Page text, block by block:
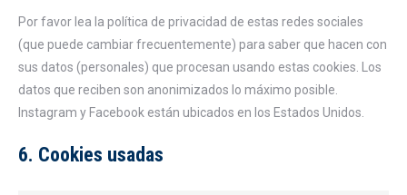
Por favor lea la política de privacidad de estas redes sociales
(que puede cambiar frecuentemente) para saber que hacen con
sus datos (personales) que procesan usando estas cookies. Los
datos que reciben son anonimizados lo máximo posible.
Instagram y Facebook están ubicados en los Estados Unidos.
6. Cookies usadas